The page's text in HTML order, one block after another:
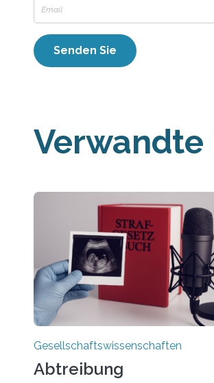
Verwandte
Gesellschaftswissenschaften
Abtreibung